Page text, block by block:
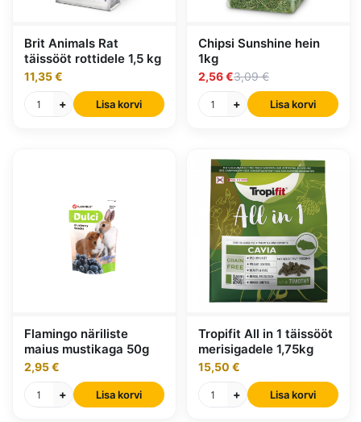
Brit Animals Rat
täissööt rottidele 1,5 kg
11,35 €
+
Lisa korvi
Chipsi Sunshine hein
1kg
2,56 €3,09 €
+
Lisa korvi
Flamingo näriliste
maius mustikaga 50g
2,95 €
+
Lisa korvi
Tropifit All in 1 täissööt
merisigadele 1,75kg
15,50 €
+
Lisa korvi